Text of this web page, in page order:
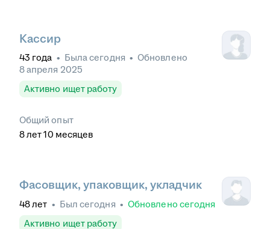
Кассир
43 года • Быласегодня • Обновлено
8 апреля 2025
Активно ищет работу
Общий опыт
8лет 10 месяцев
Фасовщик, упаковщик, укладчик
48лет • Был сегодня • Обновлено сегодня
Активно ищет работу